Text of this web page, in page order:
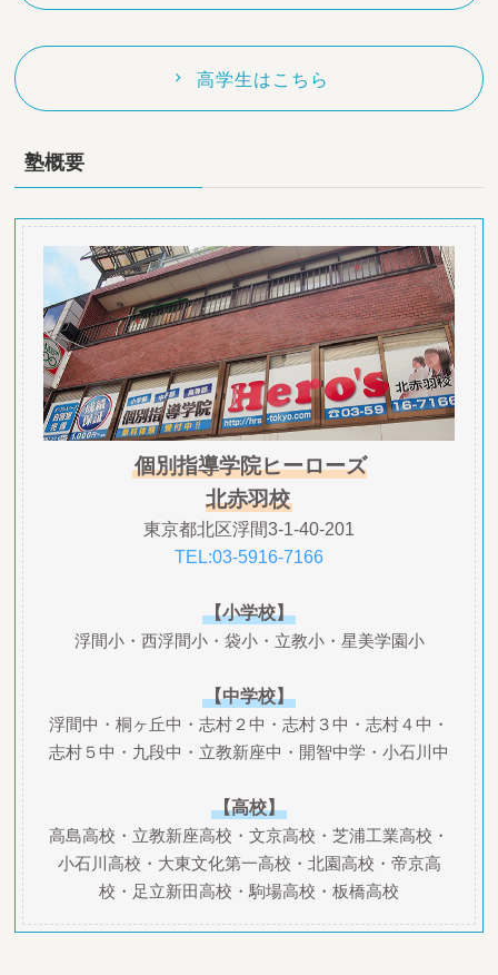
高学生はこちら
塾概要
個別指導学院ヒーローズ
北赤羽校
東京都北区浮間3-1-40-201
TEL:03-5916-7166
【小学校】
浮間小・西浮間小・袋小・立教小・星美学園小
【中学校】
浮間中・桐ヶ丘中・志村２中・志村３中・志村４中・
志村５中・九段中・立教新座中・開智中学・小石川中
【高校】
高島高校・立教新座高校・文京高校・芝浦工業高校・
小石川高校・大東文化第一高校・北園高校・帝京高
校・足立新田高校・駒場高校・板橋高校